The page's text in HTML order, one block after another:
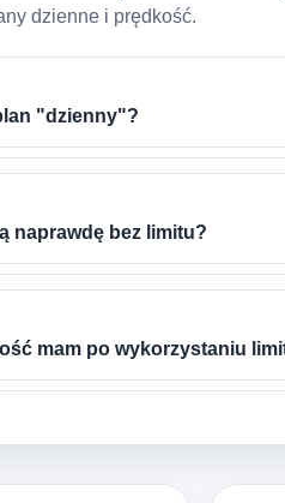
dzienne i prędkość.
"dzienny"?
naprawdę bez limitu?
mam po wykorzystaniu